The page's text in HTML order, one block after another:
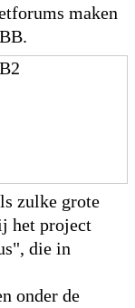
maken
zulke grote
het project
die in
onder de